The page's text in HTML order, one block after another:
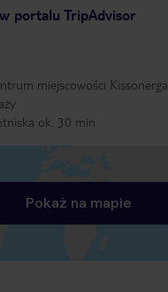
portalu TripAdvisor
miejscowości Kissonerga
ok. 30 min
Pokaż na mapie